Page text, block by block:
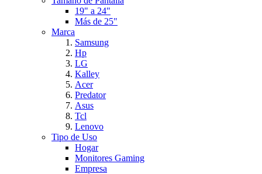
19" a 24"
Más de 25"
Marca
Samsung
Hp
LG
Kalley
Acer
Predator
Asus
Tcl
Lenovo
Tipo de Uso
Hogar
Monitores Gaming
Empresa